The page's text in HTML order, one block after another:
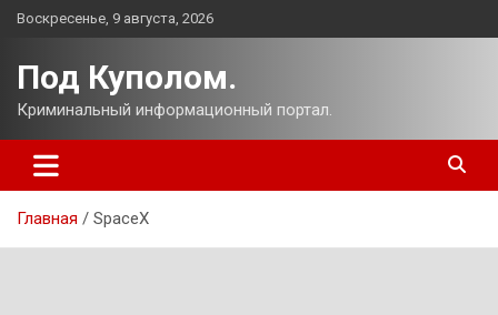
Перейти
Воскресенье, 9 августа, 2026
Под Куполом.
Криминальный информационный портал.
Главная SpaceX